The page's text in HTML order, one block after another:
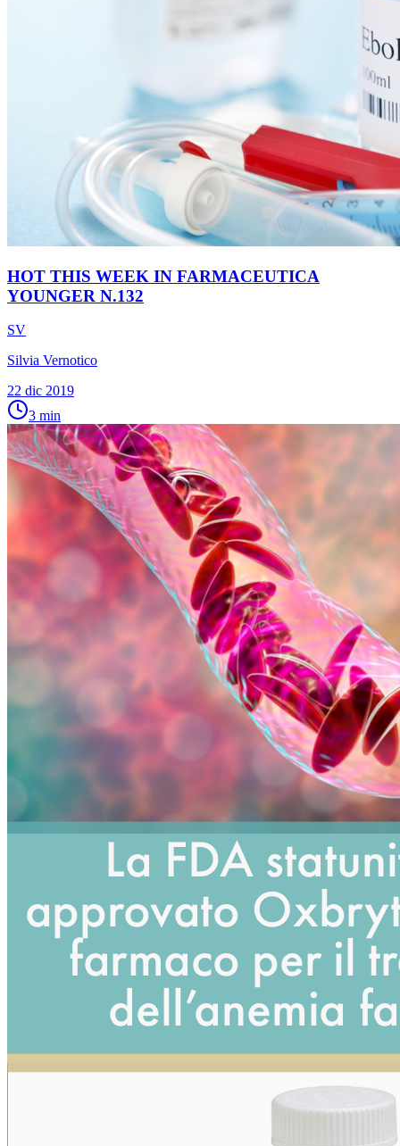
HOT THIS WEEK IN FARMACEUTICA
YOUNGER N.132
SV
Silvia Vernotico
22 dic 2019
3 min